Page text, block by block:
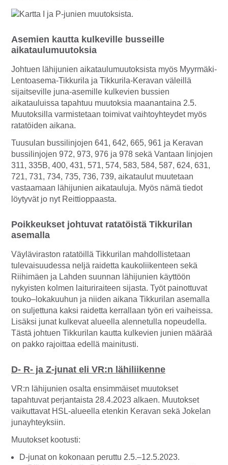
Asemien kautta kulkeville busseille
aikataulumuutoksia
Johtuen lähijunien aikataulumuutoksista myös Myyrmäki-
Lentoasema-Tikkurila ja Tikkurila-Keravan väleillä
sijaitseville juna-asemille kulkevien bussien
aikatauluissa tapahtuu muutoksia maanantaina 2.5.
Muutoksilla varmistetaan toimivat vaihtoyhteydet myös
ratatöiden aikana.
Tuusulan bussilinjojen 641, 642, 665, 961 ja Keravan
bussilinjojen 972, 973, 976 ja 978 sekä Vantaan linjojen
311, 335B, 400, 431, 571, 574, 583, 584, 587, 624, 631,
721, 731, 734, 735, 736, 739, aikataulut muutetaan
vastaamaan lähijunien aikatauluja. Myös nämä tiedot
löytyvät jo nyt Reittioppaasta.
Poikkeukset johtuvat ratatöistä Tikkurilan
asemalla
Väyläviraston ratatöillä Tikkurilan mahdollistetaan
tulevaisuudessa neljä raidetta kaukoliikenteen sekä
Riihimäen ja Lahden suunnan lähijunien käyttöön
nykyisten kolmen laituriraiteen sijasta. Työt painottuvat
touko–lokakuuhun ja niiden aikana Tikkurilan asemalla
on suljettuna kaksi raidetta kerrallaan työn eri vaiheissa.
Lisäksi junat kulkevat alueella alennetulla nopeudella.
Tästä johtuen Tikkurilan kautta kulkevien junien määrää
on pakko rajoittaa edellä mainitusti.
D- R- ja Z-junat eli VR:n lähiliikenne
VR:n lähijunien osalta ensimmäiset muutokset
tapahtuvat perjantaista 28.4.2023 alkaen. Muutokset
vaikuttavat HSL-alueella etenkin Keravan sekä Jokelan
junayhteyksiin.
Muutokset kootusti:
D-junat on kokonaan peruttu 2.5.–12.5.2023.